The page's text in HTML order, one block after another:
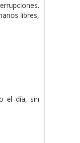
libres,
el día, sin